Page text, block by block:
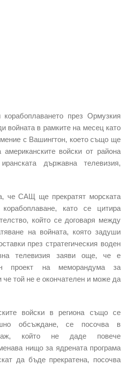
през Ормузкия
войната в рамките на месец като
с Вашингтон, което също ще
американските войски от района
държавна телевизия,
чеСАЩ ще прекратят морската
, като се цитира
който се договаря между
на войната, която задуши
през стратегическия воден
телевизия заяви още, че е
проект на меморандумаза
че той не е окончателен и може да
войски в региона също се
обсъждане,се посочва в
, който не даде повече
нищо за ядрената програма
да бъде прекратена, посочва